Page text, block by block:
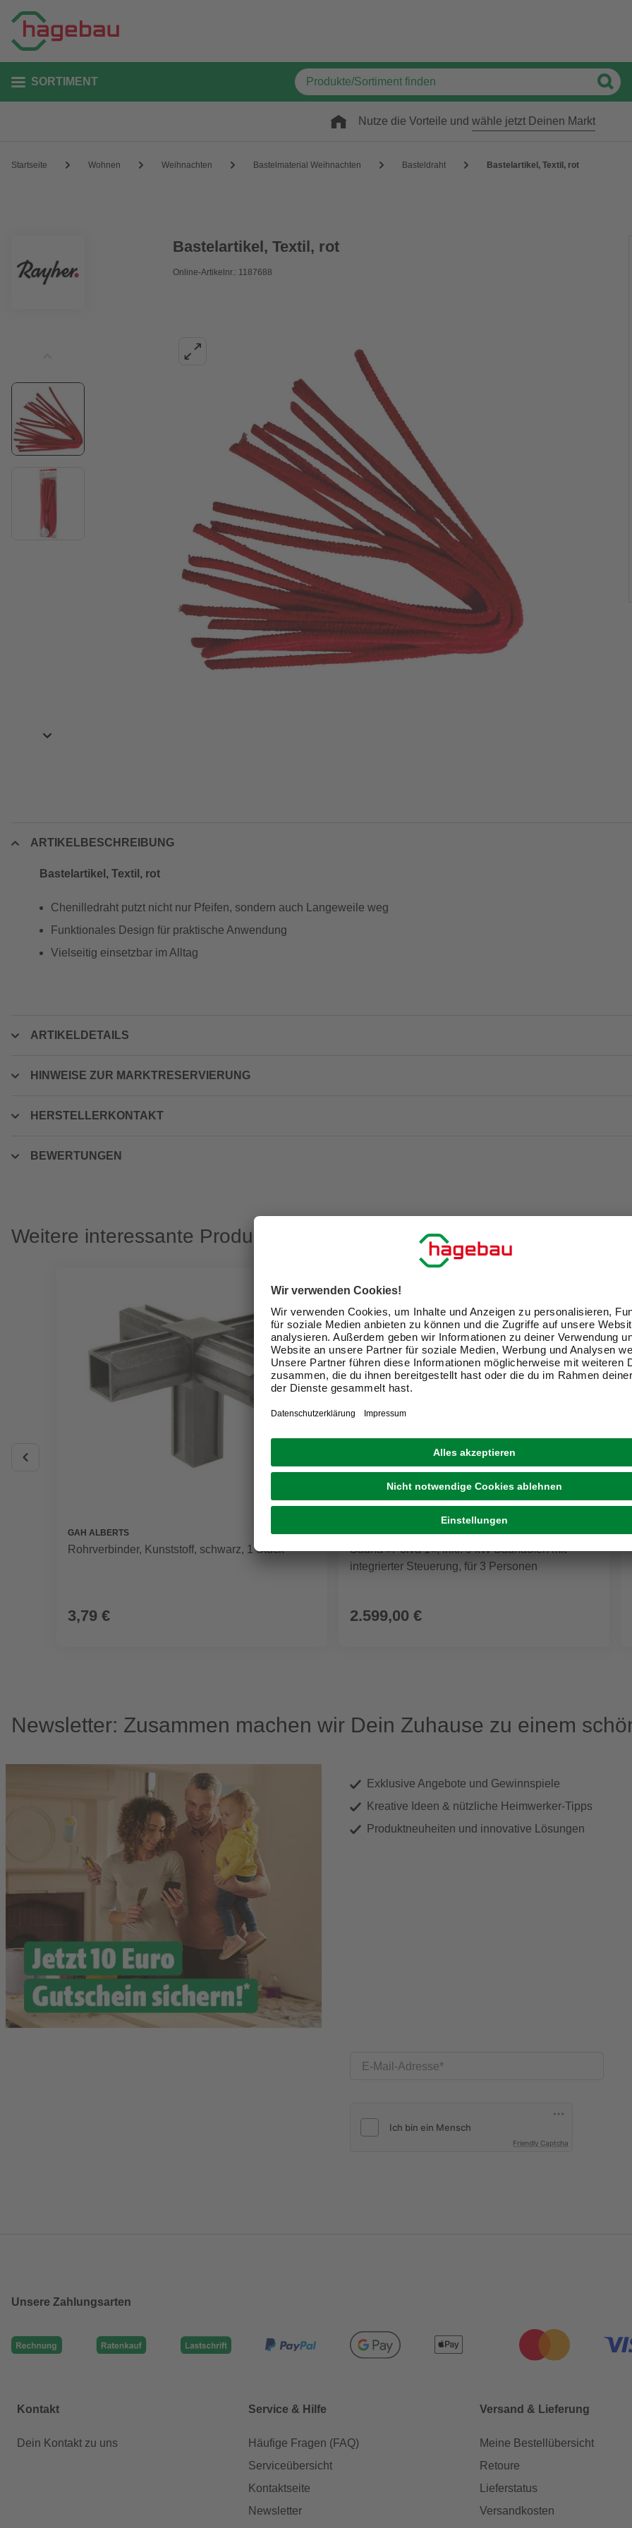
SORTIMENT
Nutze die Vorteile und wähle jetzt Deinen Markt
Startseite Wohnen Weihnachten Bastelmaterial Weihnachten Basteldraht Bastelartikel, Textil, rot
Bastelartikel, Textil, rot
Online-Artikelnr.: 1187688
ARTIKELBESCHREIBUNG
Bastelartikel, Textil, rot
Chenilledraht putzt nicht nur Pfeifen, sondern auch Langeweile weg
Funktionales Design für praktische Anwendung
Vielseitig einsetzbar im Alltag
ARTIKELDETAILS
HINWEISE ZUR MARKTRESERVIERUNG
HERSTELLERKONTAKT
BEWERTUNGEN
Weitere interessante Produkte
GAH ALBERTS
Rohrverbinder, Kunststoff, schwarz, 1 Stück
3,79 €
KARIBU
Sauna »Pölva 1«, inkl. 9 kW Saunaofen mit
integrierter Steuerung, für 3 Personen
2.599,00 €
Newsletter: Zusammen machen wir Dein Zuhause zu einem
Exklusive Angebote und Gewinnspiele
Kreative Ideen & nützliche Heimwerker-Tipps
Produktneuheiten und innovative Lösungen
E-Mail-Adresse
Friendly Captcha
Unsere Zahlungsarten
Kontakt
Dein Kontakt zu uns
Service & Hilfe
Häufige Fragen (FAQ)
Serviceübersicht
Kontaktseite
Newsletter
Versand & Lieferung
Meine Bestellübersicht
Retoure
Lieferstatus
Versandkosten